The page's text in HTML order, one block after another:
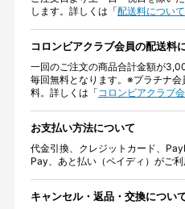
します。詳しくは「配送料について
コロンビアクラブ会員の配送料
一回のご注文の商品合計金額が
毎回無料となります。※プラチナ
料。詳しくは「コロンビアクラブ
お支払い方法について
代金引換、クレジットカード、
Pay、あと払い（ペイディ）がご利
キャンセル・返品・交換につい